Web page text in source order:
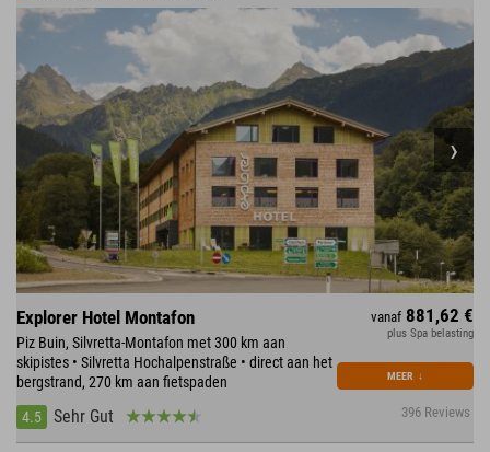
Explorer Hotel Montafon
Piz Buin, Silvretta-Montafon met 300 km aan
skipistes • Silvretta Hochalpenstraße • direct aan het
bergstrand, 270 km aan fietspaden
4.5
Sehr Gut 396 Reviews
vanaf 881,62 €
plus Spa belasting
MEER ↓